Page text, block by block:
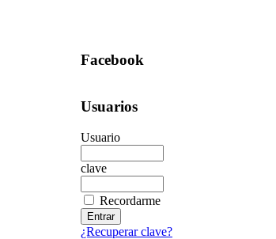
Facebook
Usuarios
Usuario
clave
Recordarme
¿Recuperar clave?